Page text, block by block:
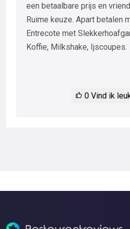
een betaalbare prijs en
Ruime keuze. Apart betalen
Entrecote met
Koffie, Milkshake, Ijscoupes.
0 Vind ik